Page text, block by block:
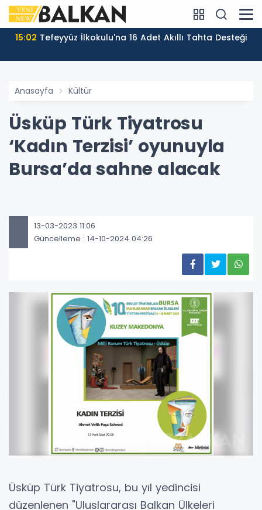
15:02 Tefeyyüz İlkokulu'na 16 Adet Akıllı Tahta Desteği
Anasayfa Kültür
Üsküp Türk Tiyatrosu
‘Kadın Terzisi’ oyunuyla
Bursa’da sahne alacak
13-03-2023 11:06
Güncelleme : 14-10-2024 04:26
Üsküp Türk Tiyatrosu, bu yıl yedincisi
düzenlenen "Uluslararası Balkan Ülkeleri